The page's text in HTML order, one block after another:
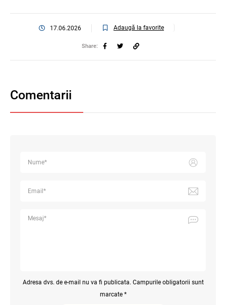
17.06.2026 Adaugă la favorite
Share:
Comentarii
Adresa dvs. de e-mail nu va fi publicata. Campurile obligatorii sunt
marcate *